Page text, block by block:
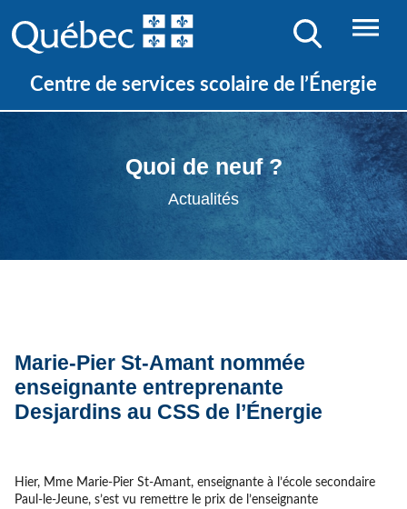
Centre de services scolaire de l’Énergie
Quoi de neuf ?
Actualités
Marie-Pier St-Amant nommée
enseignante entreprenante
Desjardins au CSS de l’Énergie
Hier, Mme Marie-Pier St-Amant, enseignante à l’école secondaire
Paul-le-Jeune, s’est vu remettre le prix de l’enseignante